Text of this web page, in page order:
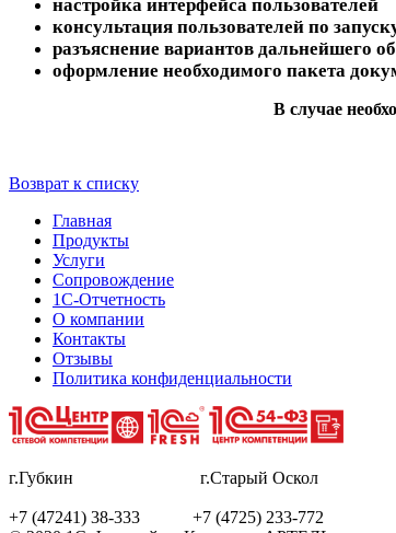
настройка интерфейса пользователей
консультация пользователей по
разъяснение вариантов дальнейшего
оформление необходимого пакета
В случае
Возврат к списку
Главная
Продукты
Услуги
Сопровождение
1С-Отчетность
О компании
Контакты
Отзывы
Политика конфиденциальности
г.Губкин г.Старый Оскол
+7 (47241) 38-333 +7 (4725) 233-772